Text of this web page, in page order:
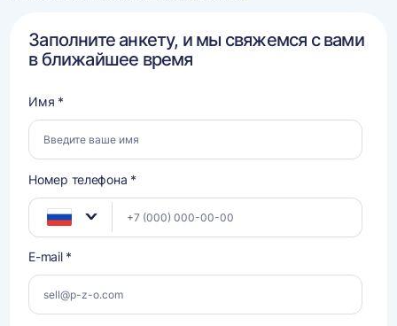
Заполните анкету, и мы свяжемся с вами
в ближайшее время
Имя *
Номер телефона *
E-mail *